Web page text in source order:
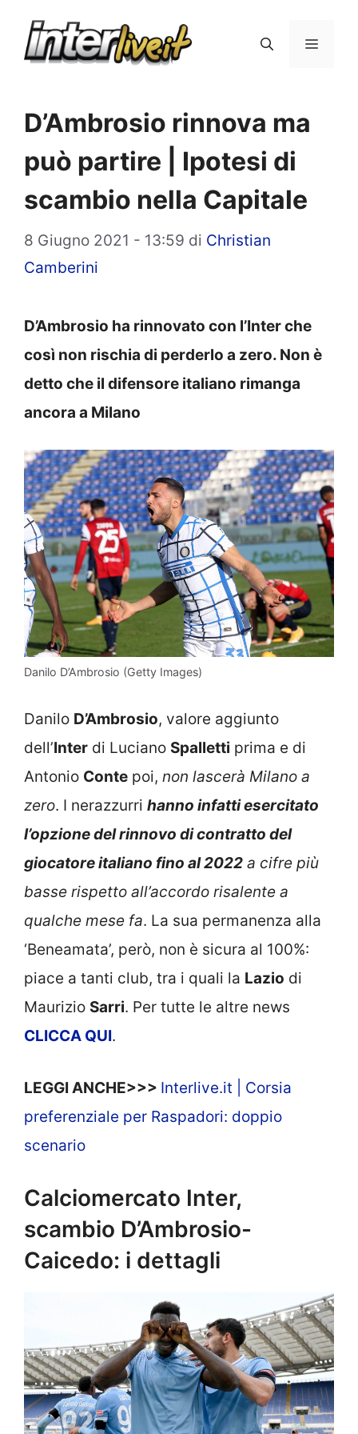
Menu
D’Ambrosio rinnova ma
può partire | Ipotesi di
scambio nella Capitale
8 Giugno 2021 - 13:59 di Christian
Camberini
D’Ambrosio ha rinnovato con l’Inter che
così non rischia di perderlo a zero. Non è
detto che il difensore italiano rimanga
ancora a Milano
Danilo D’Ambrosio (Getty Images)
Danilo D’Ambrosio, valore aggiunto
dell’Inter di Luciano Spalletti prima e di
Antonio Conte poi, non lascerà Milano a
zero. I nerazzurri hanno infatti esercitato
l’opzione del rinnovo di contratto del
giocatore italiano fino al 2022 a cifre più
basse rispetto all’accordo risalente a
qualche mese fa. La sua permanenza alla
‘Beneamata’, però, non è sicura al 100%:
piace a tanti club, tra i quali la Lazio di
Maurizio Sarri. Per tutte le altre news
CLICCA QUI.
LEGGI ANCHE>>> Interlive.it | Corsia
preferenziale per Raspadori: doppio
scenario
Calciomercato Inter,
scambio D’Ambrosio-
Caicedo: i dettagli